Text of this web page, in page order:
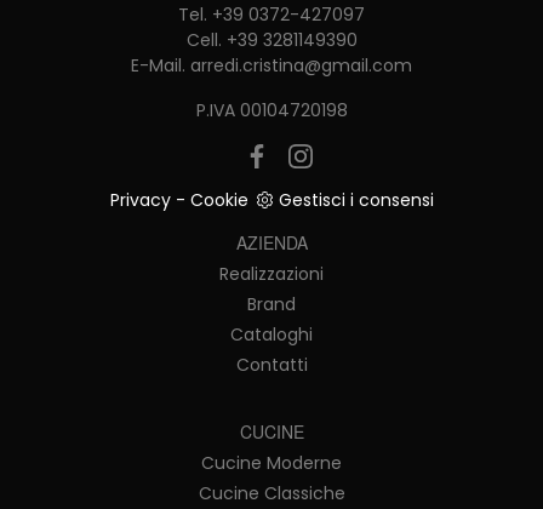
Tel. +39 0372-427097
Cell. +39 3281149390
E-Mail. arredi.cristina@gmail.com
P.IVA 00104720198
Privacy- Cookie
Gestisci i consensi
AZIENDA
Realizzazioni
Brand
Cataloghi
Contatti
CUCINE
Cucine Moderne
Cucine Classiche